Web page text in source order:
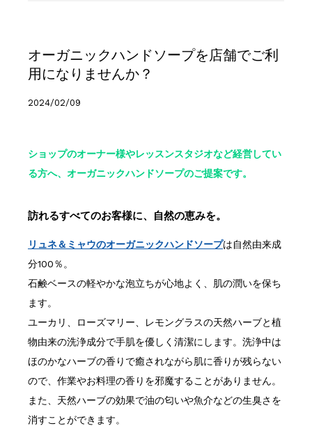
オーガニックハンドソープを店舗でご利
用になりませんか？
2024/02/09
ショップのオーナー様やレッスンスタジオなど経営してい
る方へ、オーガニックハンドソープのご提案です。
訪れるすべてのお客様に、自然の恵みを。
リュネ＆ミャウのオーガニックハンドソープは自然由来成
分100％。
石鹸ベースの軽やかな泡立ちが心地よく、肌の潤いを保ち
ます。
ユーカリ、ローズマリー、レモングラスの天然ハーブと植
物由来の洗浄成分で手肌を優しく清潔にします。洗浄中は
ほのかなハーブの香りで癒されながら肌に香りが残らない
ので、作業やお料理の香りを邪魔することがありません。
また、天然ハーブの効果で油の匂いや魚介などの生臭さを
消すことができます。